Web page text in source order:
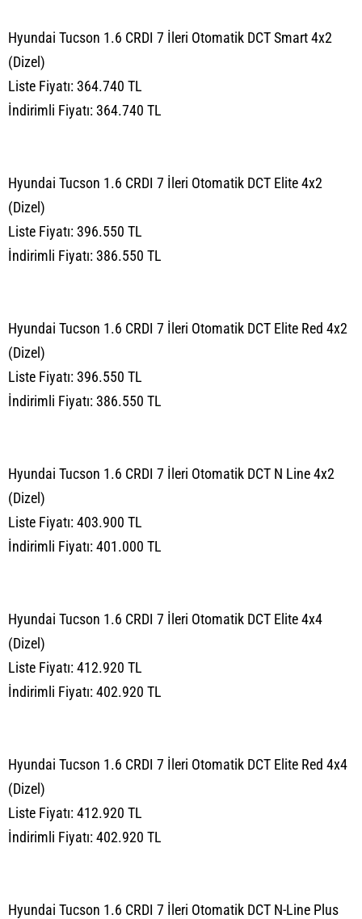
Hyundai Tucson 1.6 CRDI 7 İleri Otomatik DCT Smart 4x2
(Dizel)
Liste Fiyatı: 364.740 TL
İndirimli Fiyatı: 364.740 TL
Hyundai Tucson 1.6 CRDI 7 İleri Otomatik DCT Elite 4x2
(Dizel)
Liste Fiyatı: 396.550 TL
İndirimli Fiyatı: 386.550 TL
Hyundai Tucson 1.6 CRDI 7 İleri Otomatik DCT Elite Red 4x2
(Dizel)
Liste Fiyatı: 396.550 TL
İndirimli Fiyatı: 386.550 TL
Hyundai Tucson 1.6 CRDI 7 İleri Otomatik DCT N Line 4x2
(Dizel)
Liste Fiyatı: 403.900 TL
İndirimli Fiyatı: 401.000 TL
Hyundai Tucson 1.6 CRDI 7 İleri Otomatik DCT Elite 4x4
(Dizel)
Liste Fiyatı: 412.920 TL
İndirimli Fiyatı: 402.920 TL
Hyundai Tucson 1.6 CRDI 7 İleri Otomatik DCT Elite Red 4x4
(Dizel)
Liste Fiyatı: 412.920 TL
İndirimli Fiyatı: 402.920 TL
Hyundai Tucson 1.6 CRDI 7 İleri Otomatik DCT N-Line Plus